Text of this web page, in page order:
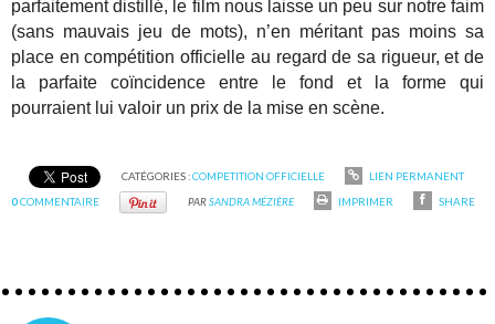
parfaitement distillé, le film nous laisse un peu sur notre faim
(sans mauvais jeu de mots), n’en méritant pas moins sa
place en compétition officielle au regard de sa rigueur, et de
la parfaite coïncidence entre le fond et la forme qui
pourraient lui valoir un prix de la mise en scène.
CATÉGORIES :COMPETITION OFFICIELLE
LIEN PERMANENT
0COMMENTAIRE PARSANDRA MÉZIÈRE IMPRIMER SHARE